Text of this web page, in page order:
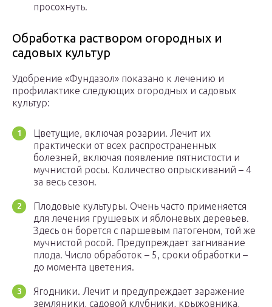
просохнуть.
Обработка раствором огородных и
садовых культур
Удобрение «Фундазол» показано к лечению и
профилактике следующих огородных и садовых
культур:
Цветущие, включая розарии. Лечит их
практически от всех распространенных
болезней, включая появление пятнистости и
мучнистой росы. Количество опрыскиваний – 4
за весь сезон.
Плодовые культуры. Очень часто применяется
для лечения грушевых и яблоневых деревьев.
Здесь он борется с паршевым патогеном, той же
мучнистой росой. Предупреждает загнивание
плода. Число обработок – 5, сроки обработки –
до момента цветения.
Ягодники. Лечит и предупреждает заражение
земляники, садовой клубники, крыжовника,